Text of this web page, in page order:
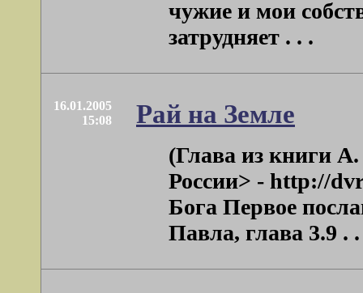
чужие и мои
затрудняет . . .
16.01.2005
15:08
Рай на Земле
(Глава из книги
России> - http://
Бога Первое
Павла, глава 3.9 .